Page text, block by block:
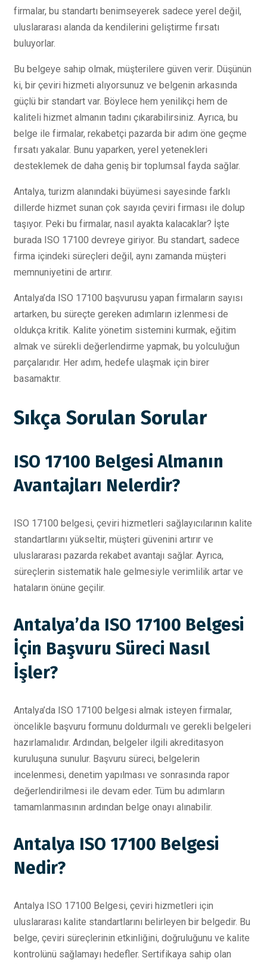
firmalar, bu standartı benimseyerek sadece yerel değil,
uluslararası alanda da kendilerini geliştirme fırsatı
buluyorlar.
Bu belgeye sahip olmak, müşterilere güven verir. Düşünün
ki, bir çeviri hizmeti alıyorsunuz ve belgenin arkasında
güçlü bir standart var. Böylece hem yenilikçi hem de
kaliteli hizmet almanın tadını çıkarabilirsiniz. Ayrıca, bu
belge ile firmalar, rekabetçi pazarda bir adım öne geçme
fırsatı yakalar. Bunu yaparken, yerel yetenekleri
desteklemek de daha geniş bir toplumsal fayda sağlar.
Antalya, turizm alanındaki büyümesi sayesinde farklı
dillerde hizmet sunan çok sayıda çeviri firması ile dolup
taşıyor. Peki bu firmalar, nasıl ayakta kalacaklar? İşte
burada ISO 17100 devreye giriyor. Bu standart, sadece
firma içindeki süreçleri değil, aynı zamanda müşteri
memnuniyetini de artırır.
Antalya’da ISO 17100 başvurusu yapan firmaların sayısı
artarken, bu süreçte gereken adımların izlenmesi de
oldukça kritik. Kalite yönetim sistemini kurmak, eğitim
almak ve sürekli değerlendirme yapmak, bu yolculuğun
parçalarıdır. Her adım, hedefe ulaşmak için birer
basamaktır.
Sıkça Sorulan Sorular
ISO 17100 Belgesi Almanın
Avantajları Nelerdir?
ISO 17100 belgesi, çeviri hizmetleri sağlayıcılarının kalite
standartlarını yükseltir, müşteri güvenini artırır ve
uluslararası pazarda rekabet avantajı sağlar. Ayrıca,
süreçlerin sistematik hale gelmesiyle verimlilik artar ve
hataların önüne geçilir.
Antalya’da ISO 17100 Belgesi
İçin Başvuru Süreci Nasıl
İşler?
Antalya’da ISO 17100 belgesi almak isteyen firmalar,
öncelikle başvuru formunu doldurmalı ve gerekli belgeleri
hazırlamalıdır. Ardından, belgeler ilgili akreditasyon
kuruluşuna sunulur. Başvuru süreci, belgelerin
incelenmesi, denetim yapılması ve sonrasında rapor
değerlendirilmesi ile devam eder. Tüm bu adımların
tamamlanmasının ardından belge onayı alınabilir.
Antalya ISO 17100 Belgesi
Nedir?
Antalya ISO 17100 Belgesi, çeviri hizmetleri için
uluslararası kalite standartlarını belirleyen bir belgedir. Bu
belge, çeviri süreçlerinin etkinliğini, doğruluğunu ve kalite
kontrolünü sağlamayı hedefler. Sertifikaya sahip olan